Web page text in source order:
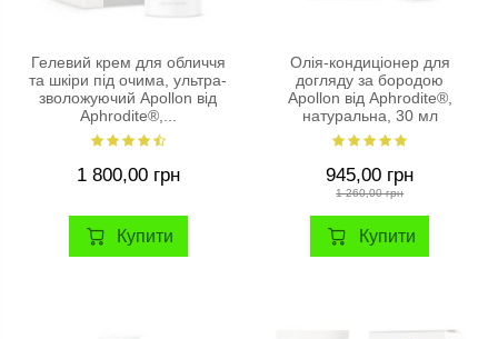
Гелевий крем для обличчя
та шкіри під очима, ультра-
зволожуючий Apollon від
Aphrodite®,...
1 800,00 грн
Купити
Олія-кондиціонер для
догляду за бородою
Apollon від Aphrodite®,
натуральна, 30 мл
945,00 грн
1 260,00 грн
Купити